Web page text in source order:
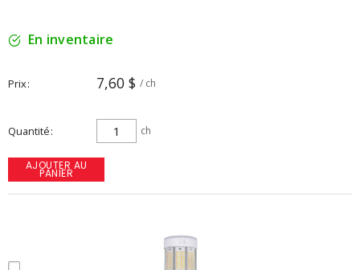
En inventaire
Prix 7,60 $ / ch
Quantité ch
AJOUTER AU
PANIER